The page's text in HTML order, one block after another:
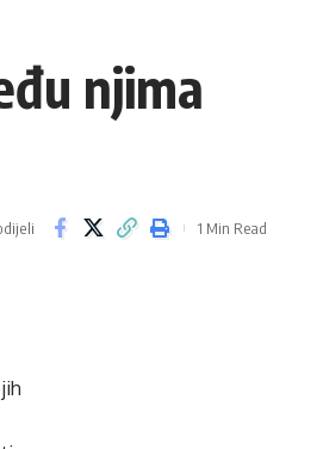
njima
1 Min Read